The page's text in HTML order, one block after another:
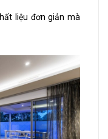
liệu đơn giản mà